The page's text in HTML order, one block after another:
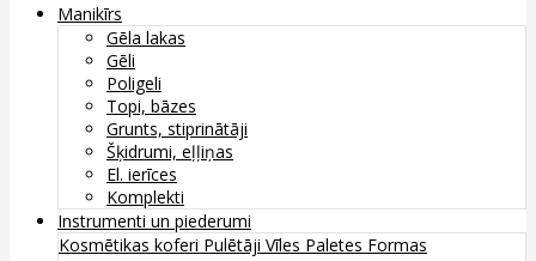
Manikīrs
Gēla lakas
Gēli
Poligeli
Topi, bāzes
Grunts, stiprinātāji
Šķidrumi, eļļiņas
El. ierīces
Komplekti
Instrumenti un piederumi
Kosmētikas koferi Pulētāji Vīles Paletes Formas